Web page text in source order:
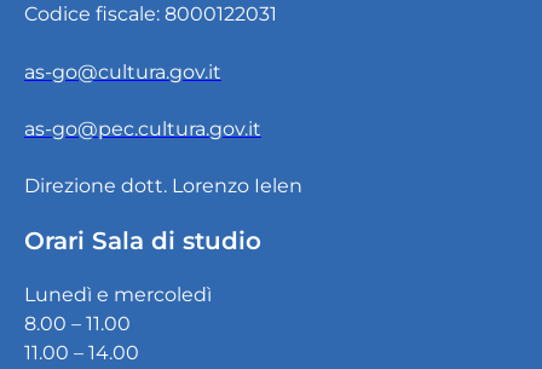
Codice fiscale: 8000122031
as-go@cultura.gov.it
as-go@pec.cultura.gov.it
Direzione dott. Lorenzo Ielen
Orari Sala di studio
Lunedì e mercoledì
8.00 – 11.00
11.00 – 14.00